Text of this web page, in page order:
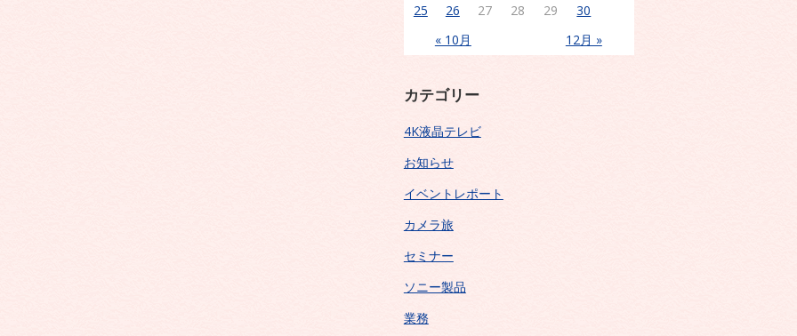
« 10月 12月 »
25
26 27 28 29 30
カテゴリー
4K液晶テレビ
お知らせ
イベントレポート
カメラ旅
セミナー
ソニー製品
業務